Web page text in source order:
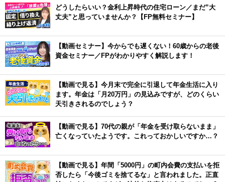
どうしたらいい？金利上昇時代の住宅ローン／まだ”大
丈夫”と思っていませんか？【FP無料セミナー】
【動画セミナー】今からでも遅くない！60歳からの老後
資金セミナー／FPがわかりやすく解説します！
【動画で見る】今月末で完全に引退して年金生活に入り
ます。年金は「月20万円」の見込みですが、どのくらい
天引きされるのでしょう？
【動画で見る】70代の親が「年金を受け取らないまま」
亡くなっていたようです。これっておかしいですか…？
【動画で見る】年間「5000円」の町内会費の支払いを拒
否したら「今後ゴミを捨てるな」と言われました。正直